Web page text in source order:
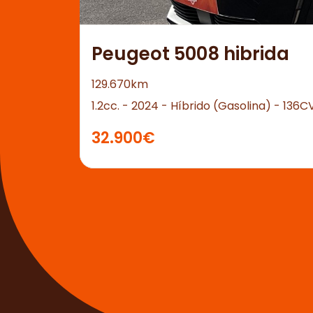
Peugeot 5008 hibrida
129.670km
1.2cc. - 2024 - Híbrido (Gasolina) -
32.900€